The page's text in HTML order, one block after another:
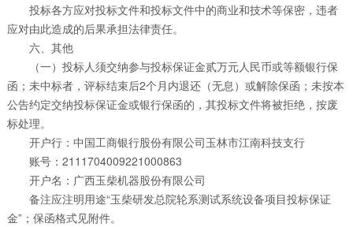
投标各方应对投标文件和投标文件中的商业和技术等保密，违者
应对由此造成的后果承担法律责任。
六、其他
（一）投标人须交纳参与投标保证金贰万元人民币或等额银行保
函；未中标者，评标结束后2个月内退还（无息）或解除保函；未按本
公告约定交纳投标保证金或银行保函的，其投标文件将被拒绝，按废
标处理。
开户行：中国工商银行股份有限公司玉林市江南科技支行
账号：2111704009221000863
开户名：广西玉柴机器股份有限公司
备注应注明用途“玉柴研发总院轮系测试系统设备项目投标保证
金”；保函格式见附件。